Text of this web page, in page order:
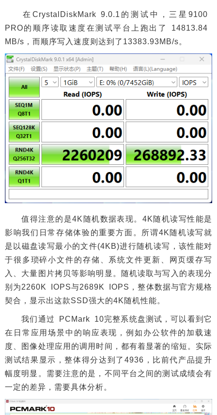
在CrystalDiskMark 9.0.1的测试中，三星9100
PRO的顺序读取速度在测试平台上跑出了 14813.84
MB/s，而顺序写入速度则达到了13383.93MB/s。
值得注意的是4K随机数据表现。4K随机读写性能是
影响我们日常存储体验的重要方面。所谓4K随机读写就
是以磁盘读写最小的文件(4KB)进行随机读写，该性能对
于很多琐碎小文件的存储、系统文件更新、网页缓存写
入、大量图片拷贝等影响明显。随机读取与写入的表现分
别为2260K IOPS与2689K IOPS，整体数据与官方规格
契合，显示出这款SSD强大的4K随机性能。
我们通过 PCMark 10完整系统盘测试，可以看到它
在日常应用场景中的响应表现，例如办公软件的加载速
度、图像处理应用的调用时间，都有着显著的缩短。实际
测试结果显示，整体得分达到了4936，比前代产品提升
幅度明显。需要注意的是，不同平台之间的测试成绩会有
一定的差异，需要具体分析。